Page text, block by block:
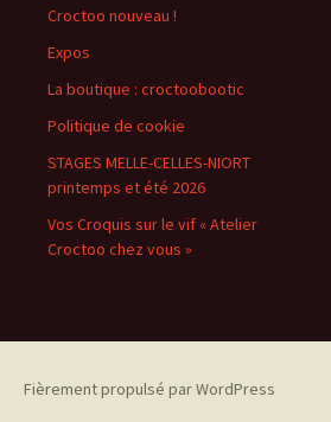
Croctoo nouveau !
Expos
La boutique : croctoobootic
Politique de cookie
STAGES MELLE-CELLES-NIORT
printemps et été 2026
Vos Croquis sur le vif « Atelier
Croctoo chez vous »
Fièrement propulsé par WordPress